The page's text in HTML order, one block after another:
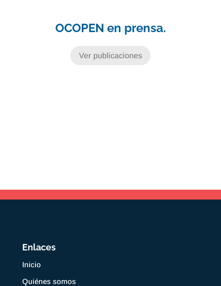
OCOPEN en prensa.
Ver publicaciones
Enlaces
Inicio
Quiénes somos